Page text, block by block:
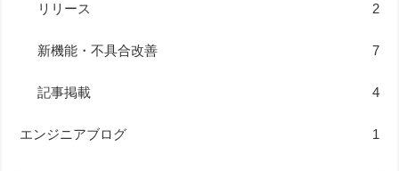
リリース 2
新機能・不具合改善 7
記事掲載 4
エンジニアブログ 1